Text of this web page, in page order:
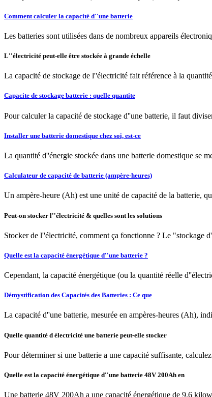
Comment calculer la capacité d''une batterie
Les batteries sont utilisées dans de nombreux appareils
L''électricité peut-elle être stockée à grande échelle
La capacité de stockage de l''électricité fait référence à la
Capacite de stockage batterie : quelle quantite
Pour calculer la capacité de stockage d''une batterie, il faut
Installer une batterie domestique chez soi, est-ce
La quantité d''énergie stockée dans une batterie domestique se
Calculateur de capacité de batterie (ampère-heures)
Un ampère-heure (Ah) est une unité de capacité de la batterie,
Peut-on stocker l''électricité & quelles sont les solutions
Stocker de l''électricité, comment ça fonctionne ? Le "stockage
Quelle est la capacité énergétique d''une batterie ?
Cependant, la capacité énergétique (ou la quantité réelle
Démystification des Capacités des Batteries : Ce que
La capacité d''une batterie, mesurée en ampères-heures (Ah),
Quelle quantité d électricité une batterie peut-elle stocker
Pour déterminer si une batterie a une capacité suffisante,
Quelle est la capacité énergétique d''une batterie 48V 200Ah en
Une batterie 48V 200Ah a une capacité énergétique de 9.6